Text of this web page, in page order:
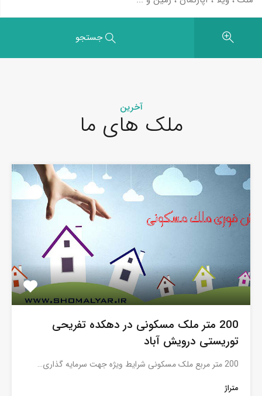
جستجو
آخرین
ملک های ما
200 متر ملک مسکونی در دهکده تفریحی
توریستی درویش آباد
200 متر مربع ملک مسکونی شرایط ویژه جهت سرمایه گذاری…
متراژ